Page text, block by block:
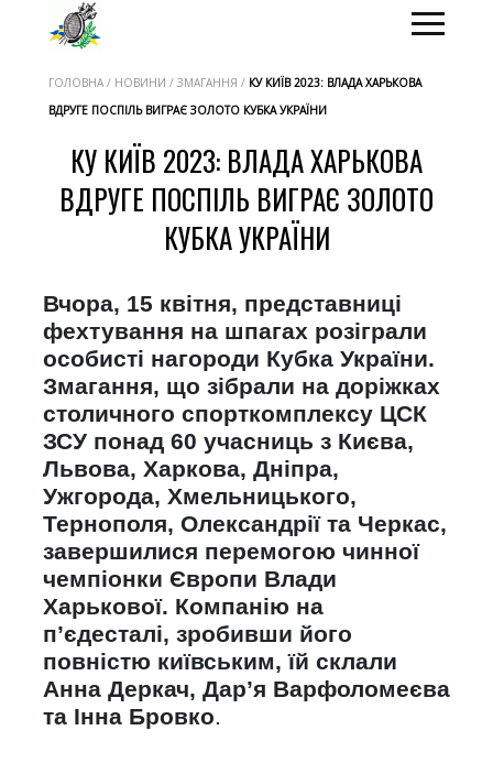
ГОЛОВНА / НОВИНИ / ЗМАГАННЯ / КУ КИЇВ 2023: ВЛАДА ХАРЬКОВА
ВДРУГЕ ПОСПІЛЬ ВИГРАЄ ЗОЛОТО КУБКА УКРАЇНИ
КУ КИЇВ 2023: ВЛАДА ХАРЬКОВА
ВДРУГЕ ПОСПІЛЬ ВИГРАЄ ЗОЛОТО
КУБКА УКРАЇНИ
Вчора, 15 квітня, представниці
фехтування на шпагах розіграли
особисті нагороди Кубка України.
Змагання, що зібрали на доріжках
столичного спорткомплексу ЦСК
ЗСУ понад 60 учасниць з Києва,
Львова, Харкова, Дніпра,
Ужгорода, Хмельницького,
Тернополя, Олександрії та Черкас,
завершилися перемогою чинної
чемпіонки Європи Влади
Харькової. Компанію на
п’єдесталі, зробивши його
повністю київським, їй склали
Анна Деркач, Дар’я Варфоломеєва
та Інна Бровко.